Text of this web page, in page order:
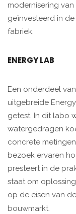
modernisering
geïnvesteerd in
fabriek.
ENERGY LAB
Een onderdeel
uitgebreide
getest. In dit labo
watergedragen
concrete
bezoek ervaren
presteert in de
staat om
op de eisen van
bouwmarkt.